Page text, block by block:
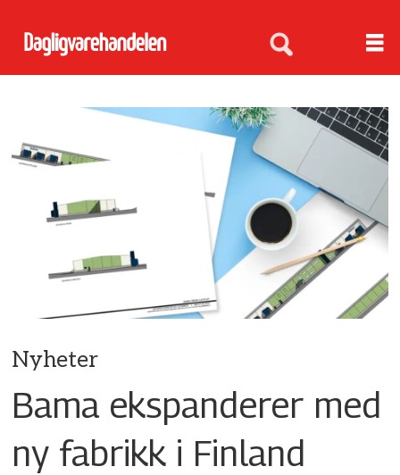
Nyheter
Bama ekspanderer med
ny fabrikk i Finland